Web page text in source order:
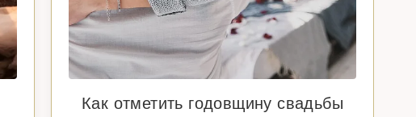
Как отметить годовщину свадьбы